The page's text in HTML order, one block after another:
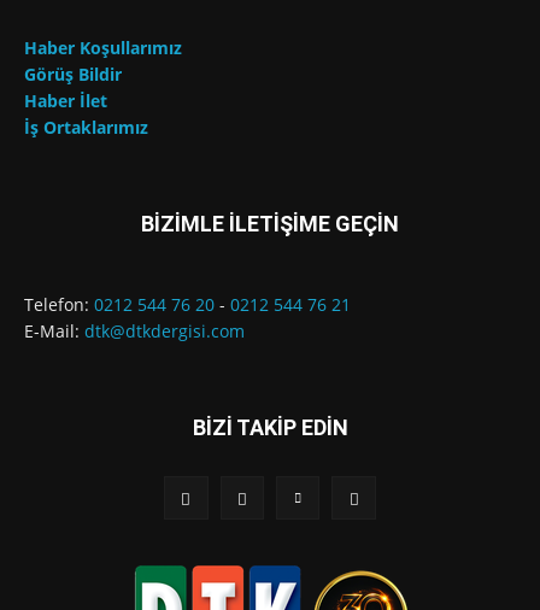
Haber Koşullarımız
Görüş Bildir
Haber İlet
İş Ortaklarımız
BİZİMLE İLETİŞİME GEÇİN
Telefon: 0212 544 76 20 - 0212 544 76 21
E-Mail: dtk@dtkdergisi.com
BİZİ TAKİP EDİN